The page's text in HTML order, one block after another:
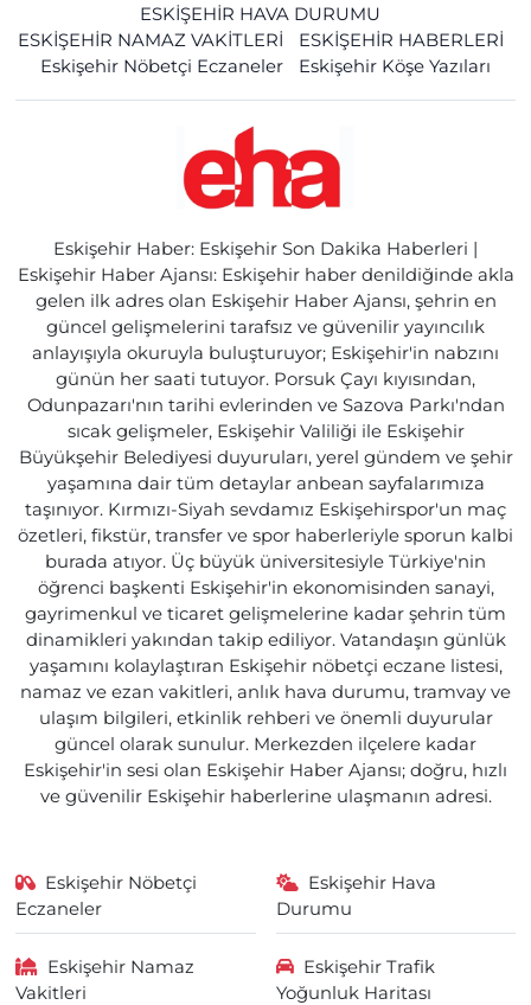
ESKİŞEHİR HAVA DURUMU
ESKİŞEHİR NAMAZ VAKİTLERİ
ESKİŞEHİR HABERLERİ
Eskişehir Nöbetçi Eczaneler
Eskişehir Köşe Yazıları
Eskişehir Haber: Eskişehir Son Dakika Haberleri |
Eskişehir Haber Ajansı: Eskişehir haber denildiğinde akla
gelen ilk adres olan Eskişehir Haber Ajansı, şehrin en
güncel gelişmelerini tarafsız ve güvenilir yayıncılık
anlayışıyla okuruyla buluşturuyor; Eskişehir'in nabzını
günün her saati tutuyor. Porsuk Çayı kıyısından,
Odunpazarı'nın tarihi evlerinden ve Sazova Parkı'ndan
sıcak gelişmeler, Eskişehir Valiliği ile Eskişehir
Büyükşehir Belediyesi duyuruları, yerel gündem ve şehir
yaşamına dair tüm detaylar anbean sayfalarımıza
taşınıyor. Kırmızı-Siyah sevdamız Eskişehirspor'un maç
özetleri, fikstür, transfer ve spor haberleriyle sporun kalbi
burada atıyor. Üç büyük üniversitesiyle Türkiye'nin
öğrenci başkenti Eskişehir'in ekonomisinden sanayi,
gayrimenkul ve ticaret gelişmelerine kadar şehrin tüm
dinamikleri yakından takip ediliyor. Vatandaşın günlük
yaşamını kolaylaştıran Eskişehir nöbetçi eczane listesi,
namaz ve ezan vakitleri, anlık hava durumu, tramvay ve
ulaşım bilgileri, etkinlik rehberi ve önemli duyurular
güncel olarak sunulur. Merkezden ilçelere kadar
Eskişehir'in sesi olan Eskişehir Haber Ajansı; doğru, hızlı
ve güvenilir Eskişehir haberlerine ulaşmanın adresi.
Eskişehir Nöbetçi
Eczaneler
Eskişehir Hava
Durumu
Eskişehir Namaz
Vakitleri
Eskişehir Trafik
Yoğunluk Haritası